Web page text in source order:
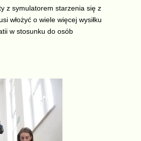
z symulatorem starzenia się z
włożyć o wiele więcej wysiłku
w stosunku do osób